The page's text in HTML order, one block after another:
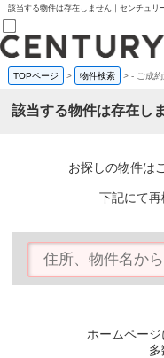
該当する物件は存在しません｜センチュリ
売買部
0120-800-844
賃貸部
会員メニュー
物件を探す
購入TOP
条件から探す
住宅ローン控除シミュレータ
TOPページ > 物件検索 >- ご成
該当する物件は存在し
お探しの物件は
下記にて再
ホームペー
多